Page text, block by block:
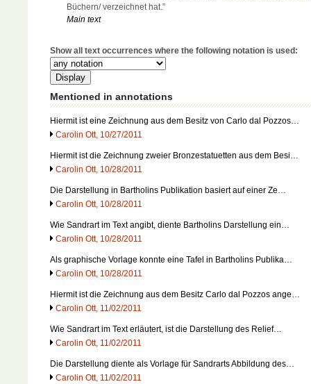
Büchern/ verzeichnet hat.”
Main text
Show all text occurrences where the following notation is used:
Mentioned in annotations
Hiermit ist eine Zeichnung aus dem Besitz von Carlo dal Pozzos…
Carolin Ott, 10/27/2011
Hiermit ist die Zeichnung zweier Bronzestatuetten aus dem Besi…
Carolin Ott, 10/28/2011
Die Darstellung in Bartholins Publikation basiert auf einer Ze…
Carolin Ott, 10/28/2011
Wie Sandrart im Text angibt, diente Bartholins Darstellung ein…
Carolin Ott, 10/28/2011
Als graphische Vorlage konnte eine Tafel in Bartholins Publika…
Carolin Ott, 10/28/2011
Hiermit ist die Zeichnung aus dem Besitz Carlo dal Pozzos ange…
Carolin Ott, 11/02/2011
Wie Sandrart im Text erläutert, ist die Darstellung des Relief…
Carolin Ott, 11/02/2011
Die Darstellung diente als Vorlage für Sandrarts Abbildung des…
Carolin Ott, 11/02/2011